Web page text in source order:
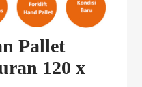
Pallet
120 x